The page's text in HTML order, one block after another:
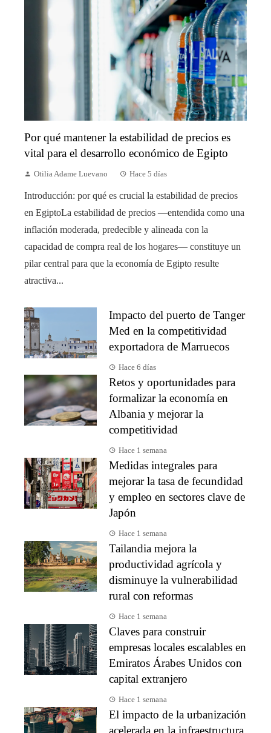
Por qué mantener la estabilidad de precios es
vital para el desarrollo económico de Egipto
Otilia Adame Luevano Hace 5 días
Introducción: por qué es crucial la estabilidad de precios
en EgiptoLa estabilidad de precios —entendida como una
inflación moderada, predecible y alineada con la
capacidad de compra real de los hogares— constituye un
pilar central para que la economía de Egipto resulte
atractiva...
Impacto del puerto de Tanger
Med en la competitividad
exportadora de Marruecos
Hace 6 días
Retos y oportunidades para
formalizar la economía en
Albania y mejorar la
competitividad
Hace 1 semana
Medidas integrales para
mejorar la tasa de fecundidad
y empleo en sectores clave de
Japón
Hace 1 semana
Tailandia mejora la
productividad agrícola y
disminuye la vulnerabilidad
rural con reformas
Hace 1 semana
Claves para construir
empresas locales escalables en
Emiratos Árabes Unidos con
capital extranjero
Hace 1 semana
El impacto de la urbanización
acelerada en la infraestructura